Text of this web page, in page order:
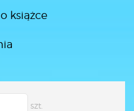
książce
szt.